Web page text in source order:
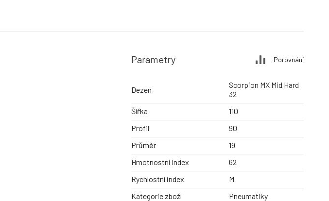
Parametry Porovnání
Dezen
Scorpion MX Mid Hard
32
Šířka
110
Profil
90
Průměr
19
Hmotnostní index
62
Rychlostní index
M
Kategorie zboží
Pneumatiky